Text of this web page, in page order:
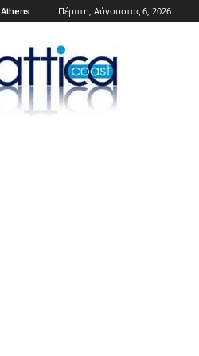
Athens Πέμπτη, Αύγουστος 6, 2026
Attica
Coast.gr